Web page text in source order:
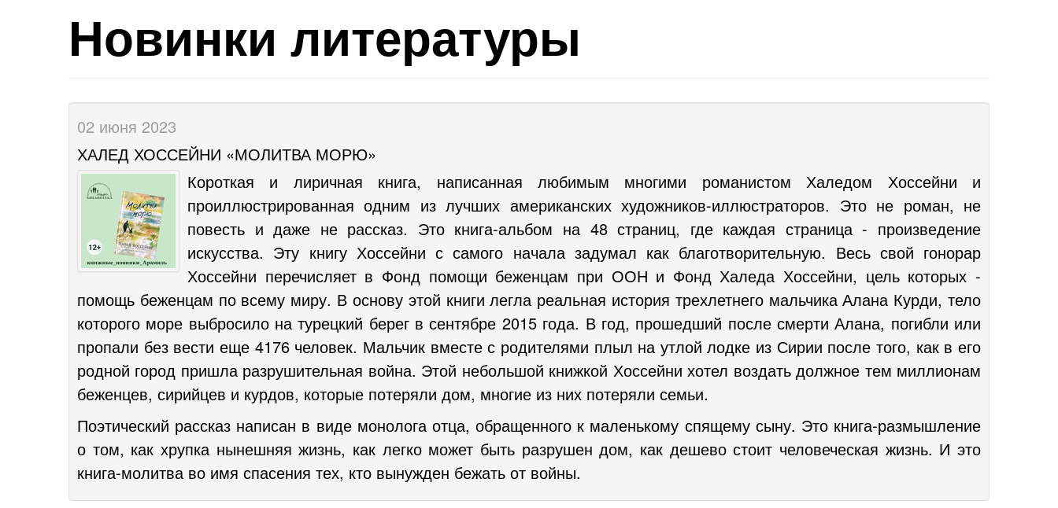
Новинки литературы
02 июня 2023
ХАЛЕД ХОССЕЙНИ «МОЛИТВА МОРЮ»
Короткая и лиричная книга, написанная любимым многими романистом Халедом Хоссейни и
проиллюстрированная одним из лучших американских художников-иллюстраторов. Это не роман, не
повесть и даже не рассказ. Это книга-альбом на 48 страниц, где каждая страница - произведение
искусства. Эту книгу Хоссейни с самого начала задумал как благотворительную. Весь свой гонорар
Хоссейни перечисляет в Фонд помощи беженцам при ООН и Фонд Халеда Хоссейни, цель которых -
помощь беженцам по всему миру. В основу этой книги легла реальная история трехлетнего мальчика Алана Курди, тело
которого море выбросило на турецкий берег в сентябре 2015 года. В год, прошедший после смерти Алана, погибли или
пропали без вести еще 4176 человек. Мальчик вместе с родителями плыл на утлой лодке из Сирии после того, как в его
родной город пришла разрушительная война. Этой небольшой книжкой Хоссейни хотел воздать должное тем миллионам
беженцев, сирийцев и курдов, которые потеряли дом, многие из них потеряли семьи.
Поэтический рассказ написан в виде монолога отца, обращенного к маленькому спящему сыну. Это книга-размышление
о том, как хрупка нынешняя жизнь, как легко может быть разрушен дом, как дешево стоит человеческая жизнь. И это
книга-молитва во имя спасения тех, кто вынужден бежать от войны.